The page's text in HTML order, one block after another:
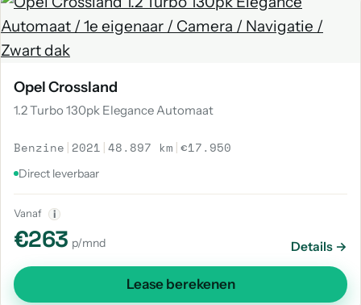
Opel Crossland
1.2 Turbo 130pk Elegance Automaat
Benzine | 2021 |48.897 km |€17.950
Direct leverbaar
Vanaf i
€263 p/mnd Details →
Lease berekenen